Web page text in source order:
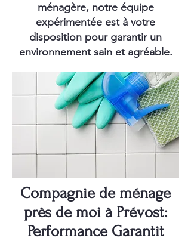
ménagère, notre équipe
expérimentée est à votre
disposition pour garantir un
environnement sain et agréable.
Compagnie de ménage
près de moi à Prévost:
Performance Garantit